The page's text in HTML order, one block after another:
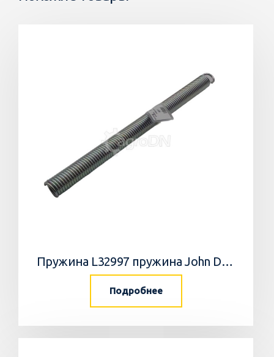
Пружина L32997 пружина John Deere
Подробнее